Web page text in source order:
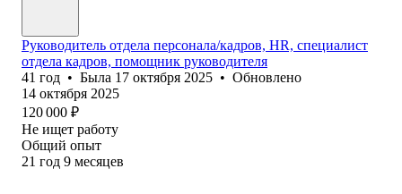
Руководитель отдела персонала/кадров, HR, специалист
отдела кадров, помощник руководителя
41 год • Была 17 октября 2025 • Обновлено
14 октября 2025
120 000 ₽
Не ищет работу
Общий опыт
21 год 9 месяцев